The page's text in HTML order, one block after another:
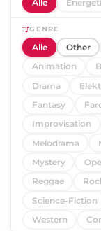
Alle
GENRE
Alle Other
Animation
Drama
Fantasy
Improvisation
Melodrama
Mystery
Reggae
Science-Fiction
Western